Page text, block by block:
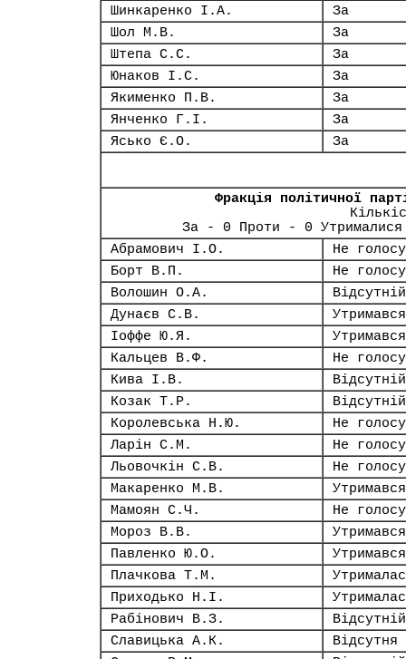
Шинкаренко І.А.
За
Шол М.В.
За
Штепа С.С.
За
Юнаков І.С.
За
Якименко П.В.
За
Янченко Г.І.
За
Ясько Є.О.
За
Фракція політичної
За - 0 Проти - 0
Абрамович І.О.
Не
Борт В.П.
Не
Волошин О.А.
Відсутній
Дунаєв С.В.
Утримався
Іоффе Ю.Я.
Утримався
Кальцев В.Ф.
Не
Кива І.В.
Відсутній
Козак Т.Р.
Відсутній
Королевська Н.Ю.
Не
Ларін С.М.
Не
Льовочкін С.В.
Не
Макаренко М.В.
Утримався
Мамоян С.Ч.
Не
Мороз В.В.
Утримався
Павленко Ю.О.
Утримався
Плачкова Т.М.
Приходько Н.І.
Рабінович В.З.
Відсутній
Славицька А.К.
Відсутня